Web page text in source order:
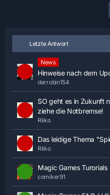
Letzte Antwort
News
Hinweise nach dem
derrobin154
SO geht es in Zukunft
ziehe die Notbremse!
Riiko
Das leidige Thema
Riiko
Magic Games Turorials
comiker91